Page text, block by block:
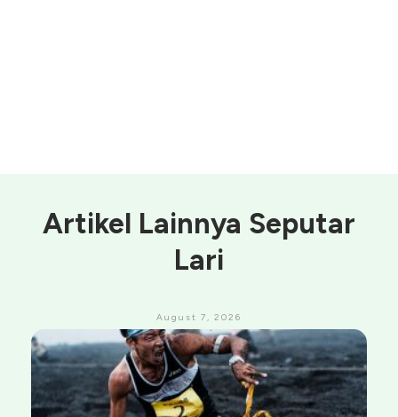
Artikel Lainnya Seputar
Lari
August 7, 2026